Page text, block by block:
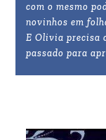
com o mesmo
novinhos em
E Olivia precisa
passado para